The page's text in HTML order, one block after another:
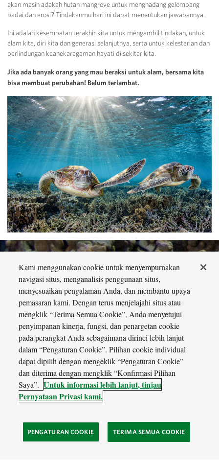
akan masih adakah hutan mangrove untuk menghadang gelombang
badai dan erosi? Tindakanmu hari ini dapat menentukan jawabannya.
Ini adalah kesempatan terakhir kita untuk mengambil tindakan, untuk
alam kita, diri kita dan generasi selanjutnya, serta untuk kelestarian dan
perlindungan keanekaragaman hayati di sekitar kita.
Jika ada banyak orang yang mau beraksi untuk alam, bersama kita
bisa membuat perubahan! Belum terlambat.
Photo: Jordan Robins
Kami menggunakan cookie untuk menyempurnakan
navigasi situs, menganalisis penggunaan situs,
menyesuaikan pengalaman Anda, dan membantu upaya
pemasaran kami. Dengan terus menjelajahi situs atau
mengklik “Terima Semua Cookie”, Anda menyetujui
penyimpanan kinerja, fungsi, dan penargetan cookie
pada perangkat Anda sebagaimana dirinci lebih lanjut
dalam “Pengaturan Cookie”. Pilihan cookie individual
dapat dipilih dengan mengeklik “Pengaturan Cookie”
dan diterima dengan mengklik “Konfirmasi Pilihan
Saya”. Untuk informasi lebih lanjut, tinjau
Pernyataan Privasi kami.
PENGATURAN COOKIE TERIMA SEMUA COOKIE